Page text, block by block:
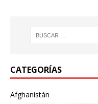
CATEGORÍAS
Afghanistán